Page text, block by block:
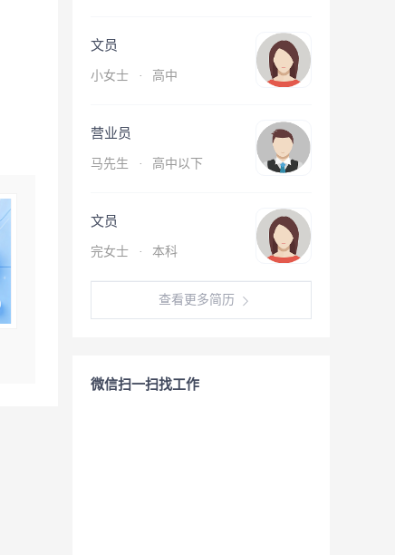
文员
小女士 · 高中
营业员
马先生 · 高中以下
文员
完女士 · 本科
查看更多简历
微信扫一扫找工作